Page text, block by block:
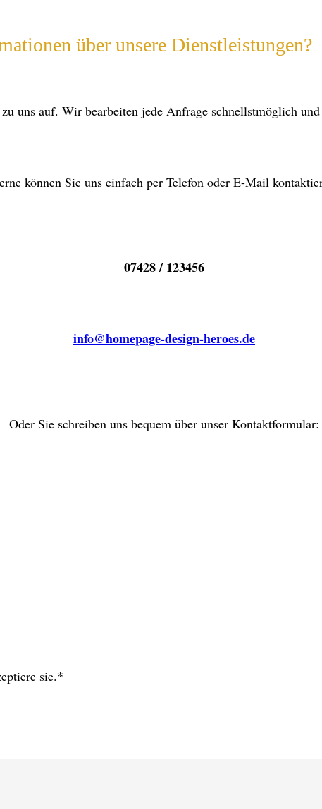
über unsere Dienstleistungen?
uns auf. Wir bearbeiten jede Anfrage schnellstmöglich
können Sie uns einfach per Telefon oder E-Mail
07428 / 123456
info@homepage-design-heroes.de
Oder Sie schreiben uns bequem über unser Kontaktformular:
sie.*